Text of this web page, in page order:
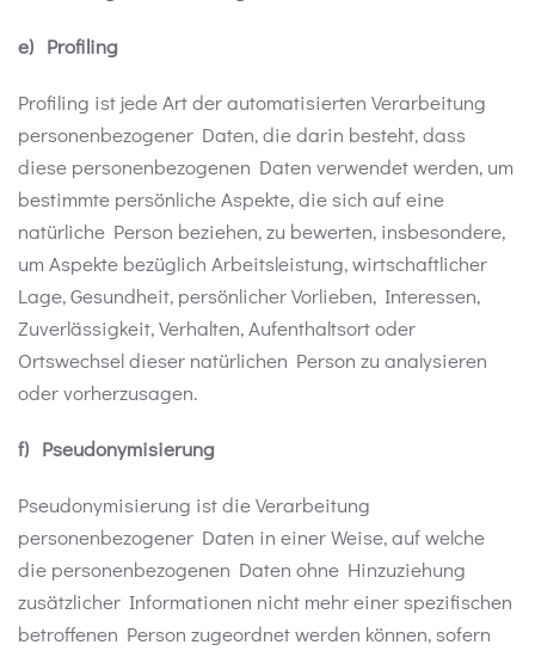
e) Profiling
Profiling ist jede Art der automatisierten Verarbeitung
personenbezogener Daten, die darin besteht, dass
diese personenbezogenen Daten verwendet werden, um
bestimmte persönliche Aspekte, die sich auf eine
natürliche Person beziehen, zu bewerten, insbesondere,
um Aspekte bezüglich Arbeitsleistung, wirtschaftlicher
Lage, Gesundheit, persönlicher Vorlieben, Interessen,
Zuverlässigkeit, Verhalten, Aufenthaltsort oder
Ortswechsel dieser natürlichen Person zu analysieren
oder vorherzusagen.
f) Pseudonymisierung
Pseudonymisierung ist die Verarbeitung
personenbezogener Daten in einer Weise, auf welche
die personenbezogenen Daten ohne Hinzuziehung
zusätzlicher Informationen nicht mehr einer spezifischen
betroffenen Person zugeordnet werden können, sofern